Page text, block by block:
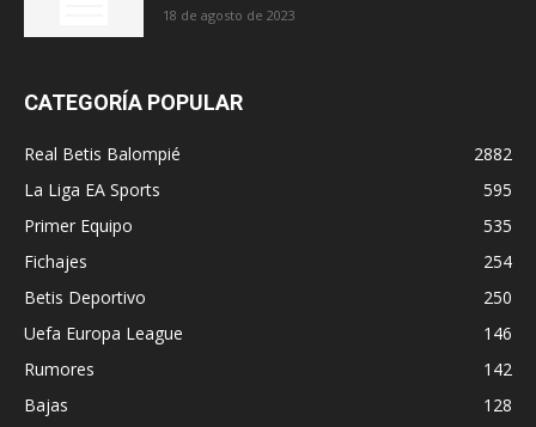
18 de agosto de 2023
CATEGORÍA POPULAR
Real Betis Balompié
2882
La Liga EA Sports
595
Primer Equipo
535
Fichajes
254
Betis Deportivo
250
Uefa Europa League
146
Rumores
142
Bajas
128